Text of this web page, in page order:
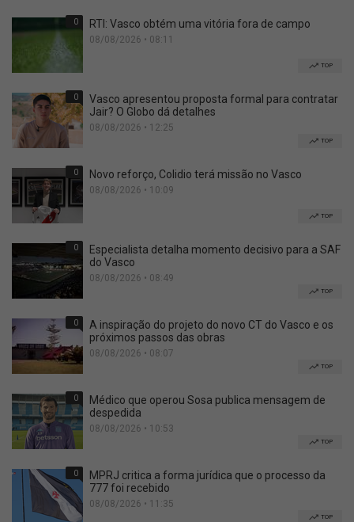
0 RTI: Vasco obtém uma vitória fora de campo
08/08/2026 • 08:11
TOP
0
Vasco apresentou proposta formal para contratar
Jair? O Globo dá detalhes
08/08/2026 • 12:25
TOP
0 Novo reforço, Colidio terá missão no Vasco
08/08/2026 • 10:09
TOP
0
Especialista detalha momento decisivo para a SAF
do Vasco
08/08/2026 • 08:49
TOP
0
A inspiração do projeto do novo CT do Vasco e os
próximos passos das obras
08/08/2026 • 08:07
TOP
0
Médico que operou Sosa publica mensagem de
despedida
08/08/2026 • 10:53
TOP
0
MPRJ critica a forma jurídica que o processo da
777 foi recebido
08/08/2026 • 11:35
TOP